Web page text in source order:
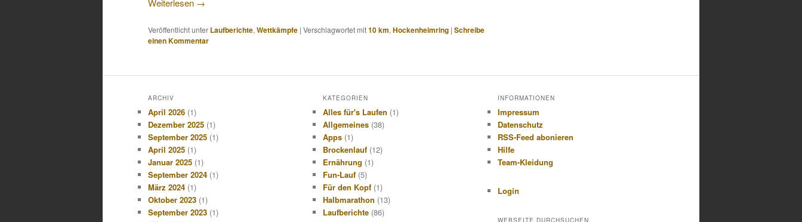
Veröffentlicht unter Laufberichte, Wettkämpfe | Verschlagwortet mit10 km, Hockenheimring | Schreibe
einen Kommentar
ARCHIV
April 2026 (1)
Dezember 2025 (1)
September 2025 (1)
April 2025 (1)
Januar 2025 (1)
September 2024 (1)
März 2024 (1)
Oktober 2023 (1)
September 2023 (1)
KATEGORIEN
Alles für's Laufen (1)
Allgemeines(38)
Apps(1)
Brockenlauf(12)
Ernährung (1)
Fun-Lauf(5)
Für den Kopf(1)
Halbmarathon (13)
Laufberichte(86)
INFORMATIONEN
Impressum
Datenschutz
RSS-Feed abonieren
Hilfe
Team-Kleidung
Login
WEBSEITE DURCHSUCHEN